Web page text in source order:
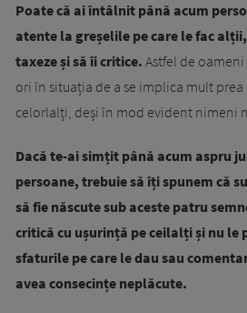
Poate că ai întâlnit până acum
atente la greșelile pe care le fac
taxeze și să îi critice. Astfel de
ori în situația de a se implica mult
celorlalți, deși în mod evident nimeni
Dacă te-ai simțit până acum aspru
persoane, trebuie să îți spunem că
să fie născute sub aceste patru
critică cu ușurință pe ceilalți și nu le
sfaturile pe care le dau sau
avea consecințe neplăcute.